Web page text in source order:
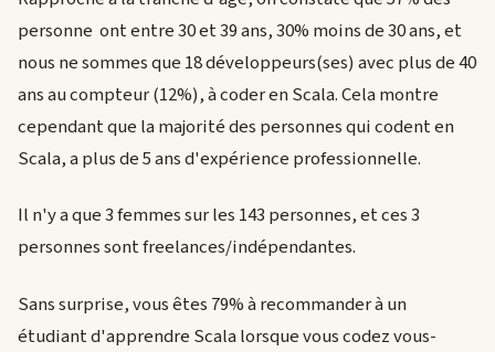
personne ont entre 30 et 39 ans, 30% moins de 30 ans, et
nous ne sommes que 18 développeurs(ses) avec plus de 40
ans au compteur (12%), à coder en Scala. Cela montre
cependant que la majorité des personnes qui codent en
Scala, a plus de 5 ans d'expérience professionnelle.
Il n'y a que 3 femmes sur les 143 personnes, et ces 3
personnes sont freelances/indépendantes.
Sans surprise, vous êtes 79% à recommander à un
étudiant d'apprendre Scala lorsque vous codez vous-